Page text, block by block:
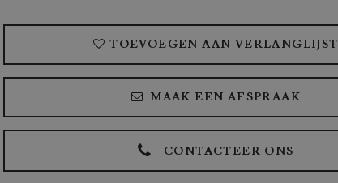
TOEVOEGEN AAN VERLANGLIJST
MAAK EEN AFSPRAAK
CONTACTEER ONS